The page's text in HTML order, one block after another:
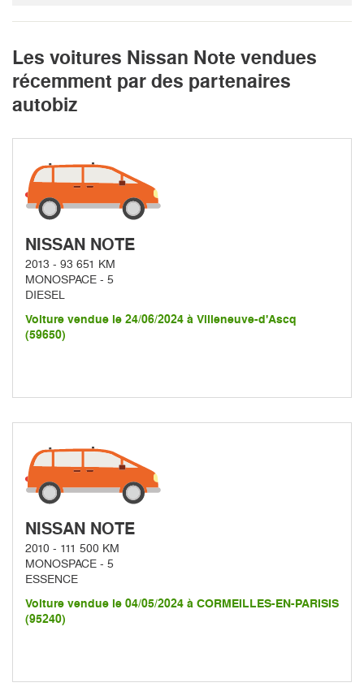
Les voitures Nissan Note vendues
récemment par des partenaires
autobiz
NISSAN NOTE
2013 - 93 651 KM
MONOSPACE - 5
DIESEL
Voiture vendue le 24/06/2024 à Villeneuve-d'Ascq
(59650)
NISSAN NOTE
2010 - 111 500 KM
MONOSPACE - 5
ESSENCE
Voiture vendue le 04/05/2024 à CORMEILLES-EN-PARISIS
(95240)